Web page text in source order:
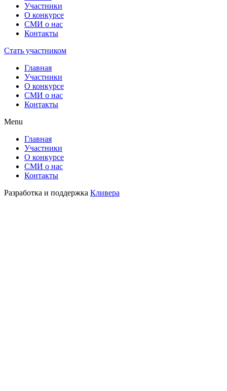
Участники
О конкурсе
СМИ о нас
Контакты
Стать участником
Главная
Участники
О конкурсе
СМИ о нас
Контакты
Menu
Главная
Участники
О конкурсе
СМИ о нас
Контакты
Разработка и поддержка Кливера